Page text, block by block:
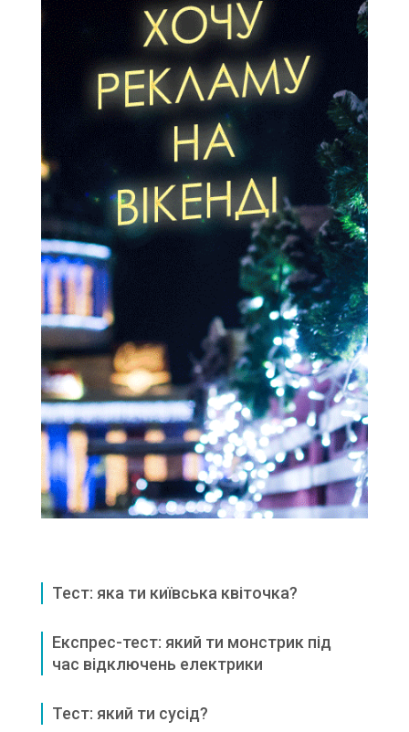
Тест: яка ти київська квіточка?
Експрес-тест: який ти монстрик під
час відключень електрики
Тест: який ти сусід?